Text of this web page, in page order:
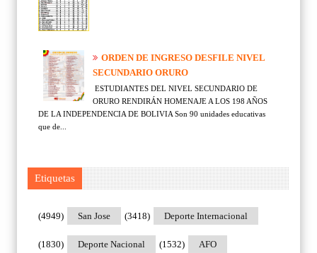
ORDEN DE INGRESO DESFILE NIVEL
SECUNDARIO ORURO
ESTUDIANTES DEL NIVEL SECUNDARIO DE
ORURO RENDIRÁN HOMENAJE A LOS 198 AÑOS
DE LA INDEPENDENCIA DE BOLIVIA Son 90 unidades educativas
que de...
Etiquetas
San Jose
(4949) Deporte Internacional
(3418)
Deporte Nacional
(1830) AFO
(1532)